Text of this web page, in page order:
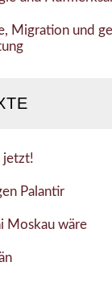
Migration und
jetzt!
Palantir
Moskau wäre